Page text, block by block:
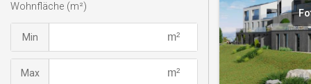
Wohnfläche (m²)
Min
Max